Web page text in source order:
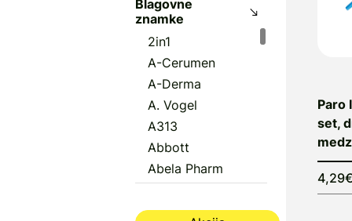
Blagovne
znamke
2in1
A-Cerumen
A-Derma
A. Vogel
A313
Abbott
Abela Pharm
Aboca
Paro
set,
4,29€